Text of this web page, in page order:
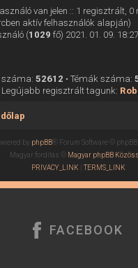
van jelen :: 1 regisztrált, 0
aktív felhasználók alapján)
(1029 fő) 2021. 01. 09.
száma: 52612 • Témák száma:
Legújabb regisztrált tagunk:
by phpBB® Forum Software ©
Magyar fordítás © Magyar phpBB
PRIVACY_LINK |TERMS_LINK
FACEBOOK